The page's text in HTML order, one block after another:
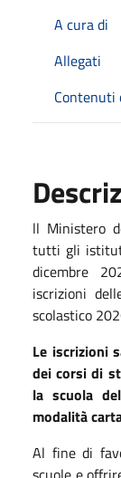
A cura di
Allegati
Contenuti
ll Ministero
tutti gli
dicembre
iscrizioni
scolastico
Le iscrizioni
dei corsi di
la scuola
modalità
Al fine di